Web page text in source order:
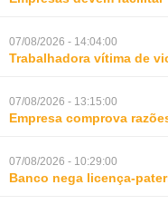
07/08/2026 - 14:04:00
Trabalhadora vítima de
07/08/2026 - 13:15:00
Empresa comprova
07/08/2026 - 10:29:00
Banco nega licença-